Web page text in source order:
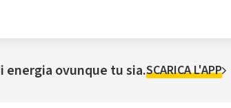
energia ovunque tu sia.SCARICA L'APP